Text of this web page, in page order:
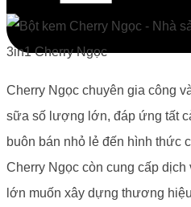
Cherry Ngọc chuyên gia công
sữa số lượng lớn, đáp ứng tất
buôn bán nhỏ lẻ đến hình thức
Cherry Ngọc còn cung cấp
lớn muốn xây dựng thương